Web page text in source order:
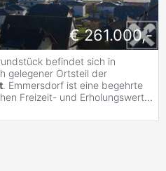
€ 261.000,-
befindet sich in
gelegener Ortsteil der
. Emmersdorf ist eine begehrte
Freizeit- und Erholungswert...